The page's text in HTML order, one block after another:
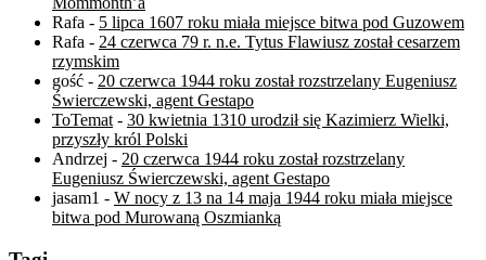
Rafa - 5 lipca 1607 roku miała miejsce bitwa pod Guzowem
Rafa - 24 czerwca 79 r. n.e. Tytus Flawiusz został cesarzem
rzymskim
gość - 20 czerwca 1944 roku został rozstrzelany Eugeniusz
Świerczewski, agent Gestapo
ToTemat- 30 kwietnia 1310 urodził się Kazimierz Wielki,
przyszły król Polski
Andrzej - 20 czerwca 1944 roku został rozstrzelany
Eugeniusz Świerczewski, agent Gestapo
jasam1 - W nocy z 13 na 14 maja 1944 roku miała miejsce
bitwa pod Murowaną Oszmianką